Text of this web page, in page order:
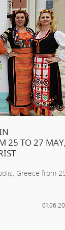
25 TO 27 MAY,
Greece from